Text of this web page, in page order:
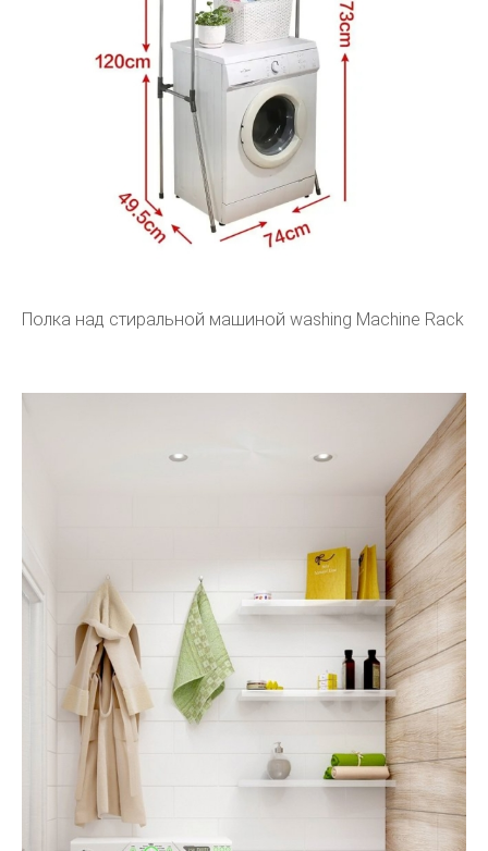
Полка над стиральной машиной washing Machine Rack